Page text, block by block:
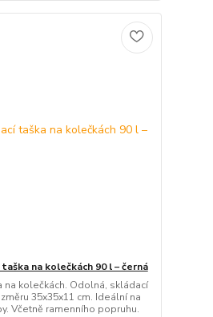
na kolečkách 90 l – černá
na kolečkách. Odolná, skládací
35x35x11 cm. Ideální na
Včetně ramenního popruhu.